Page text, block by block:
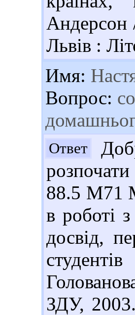
Андерсон
Львів :
Имя:
Вопрос:
Ответ
88.5 М71
в роботі
досвід,
ЗДУ,